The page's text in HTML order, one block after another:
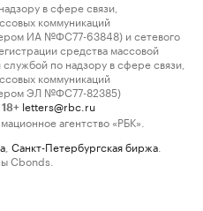
в сфере связи,
коммуникаций
ИА №ФС77-63848) и сетевого
средства массовой
по надзору в сфере связи,
коммуникаций
ЭЛ №ФС77-82385)
18+ letters@rbc.ru
агентство «РБК».
Санкт-Петербургская биржа
Cbonds.